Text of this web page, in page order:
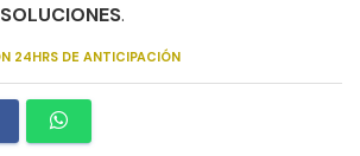
.
24HRS DE ANTICIPACIÓN